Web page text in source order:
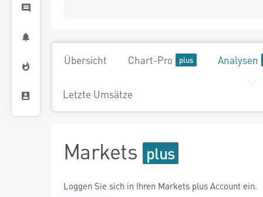
Übersicht Chart-Pro Analysen
Letzte Umsätze
Markets
Loggen Sie sich in Ihren Markets plus Account ein.